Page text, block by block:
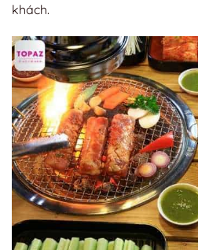
khách.